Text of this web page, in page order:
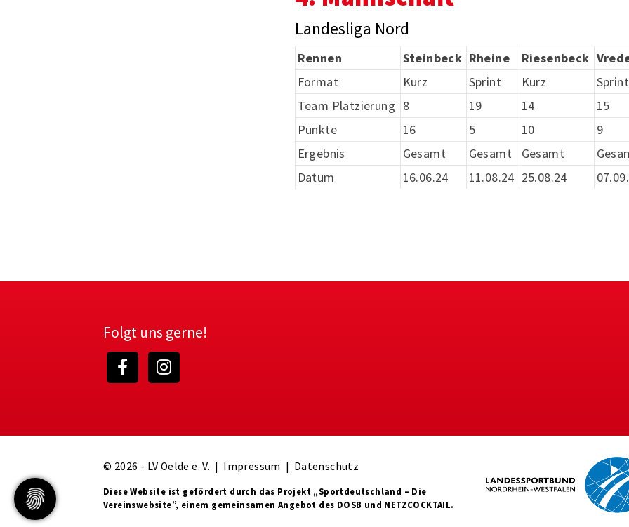
Landesliga Nord
Rennen Steinbeck Rheine Riesenbeck
Format
Kurz Sprint Kurz
Sprint
Team Platzierung 8 19 14
15
Punkte
16 5 10
9
Ergebnis
Gesamt Gesamt Gesamt
Datum
16.06.24 11.08.24 25.08.24
Folgt uns gerne!
© 2026 - LV Oelde e. V. | Impressum | Datenschutz
Diese Website ist gefördert durch das Projekt „Sportdeutschland – Die
Vereinswebsite”, einem gemeinsamen Angebot des DOSB und NETZCOCKTAIL.